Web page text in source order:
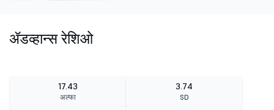
ॲडव्हान्स रेशिओ
17.43
अल्फा
3.74
SD